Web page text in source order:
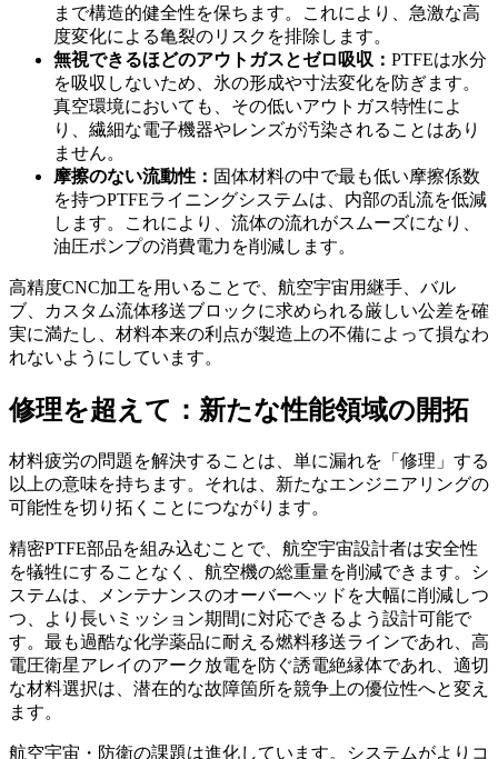
まで構造的健全性を保ちます。これにより、急激な高
度変化による亀裂のリスクを排除します。
無視できるほどのアウトガスとゼロ吸収： PTFEは水分
を吸収しないため、氷の形成や寸法変化を防ぎます。
真空環境においても、その低いアウトガス特性によ
り、繊細な電子機器やレンズが汚染されることはあり
ません。
摩擦のない流動性： 固体材料の中で最も低い摩擦係数
を持つPTFEライニングシステムは、内部の乱流を低減
します。これにより、流体の流れがスムーズになり、
油圧ポンプの消費電力を削減します。
高精度CNC加工を用いることで、航空宇宙用継手、バル
ブ、カスタム流体移送ブロックに求められる厳しい公差を確
実に満たし、材料本来の利点が製造上の不備によって損なわ
れないようにしています。
修理を超えて：新たな性能領域の開拓
材料疲労の問題を解決することは、単に漏れを「修理」する
以上の意味を持ちます。それは、新たなエンジニアリングの
可能性を切り拓くことにつながります。
精密PTFE部品を組み込むことで、航空宇宙設計者は安全性
を犠牲にすることなく、航空機の総重量を削減できます。シ
ステムは、メンテナンスのオーバーヘッドを大幅に削減しつ
つ、より長いミッション期間に対応できるよう設計可能で
す。最も過酷な化学薬品に耐える燃料移送ラインであれ、高
電圧衛星アレイのアーク放電を防ぐ誘電絶縁体であれ、適切
な材料選択は、潜在的な故障箇所を競争上の優位性へと変え
ます。
航空宇宙・防衛の課題は進化しています。システムがよりコ